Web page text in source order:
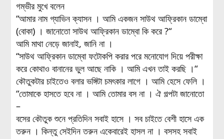
গম্ভীর মুখে বলেন
“আমার নাম গ্যাভিন ক্যাসন । আমি একজন সাউথ আফ্রিকান ডাম্বো
(বোকা) । জানোতো সাউথ আফ্রিকান ডাম্বো কি করে ?“
আমি মাথা নেড়ে জানাই, জানি না ।
“সাউথ আফ্রিকান ডাম্বো ফটোকপি করার পরে মনোযোগ দিয়ে পরীক্ষা
করে কোথাও বানানের ভুল আছে নাকি । আমি এখন তাই করছি ।“
কৌতুকটার চাইতেও বলার ভঙ্গিটা চমৎকার লাগে । আমি হেসে ফেলি ।
“তোমাকে হাসতে হবে না । আমি তোমার বস না । ঐ গল্পটা জানোতো
–
বসের কৌতুক শুনে প্রতিদিন সবাই হাসে । সব চাইতে বেশী হাসে এক
তরুন । কিন্তু সেইদিন তরুন একেবারেই হাসল না । বসসহ সবাই